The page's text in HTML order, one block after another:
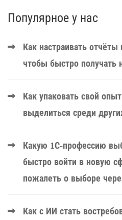
Популярное у нас
Как настраивать
чтобы быстро получать
Как упаковать свой
выделиться среди
Какую 1С-профессию
быстро войти в новую
пожалеть о выборе
Как с ИИ стать